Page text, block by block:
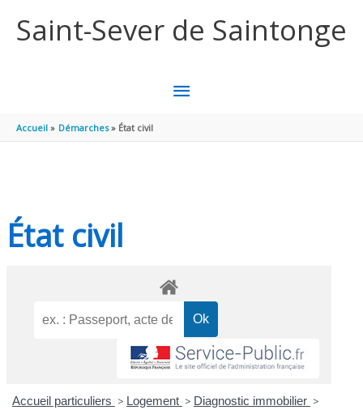
Saint-Sever de Saintonge
MENU
Accueil Démarches État civil
État civil
Accueil particuliers > Logement > Diagnostic immobilier >